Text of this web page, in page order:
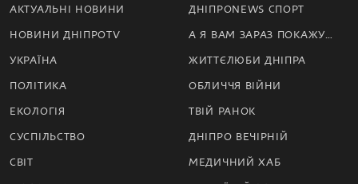
АКТУАЛЬНІ НОВИНИ
НОВИНИ ДНІПРОTV
УКРАЇНА
ПОЛІТИКА
ЕКОЛОГІЯ
СУСПІЛЬСТВО
СВІТ
ДНІПРОNEWS СПОРТ
А Я ВАМ ЗАРАЗ ПОКАЖУ…
ЖИТТЄЛЮБИ ДНІПРА
ОБЛИЧЧЯ ВІЙНИ
ТВІЙ РАНОК
ДНІПРО ВЕЧІРНІЙ
МЕДИЧНИЙ ХАБ